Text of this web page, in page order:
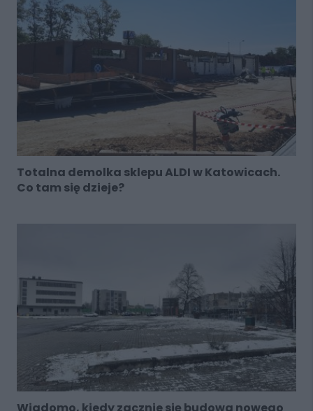
Totalna demolka sklepu ALDI w Katowicach.
Co tam się dzieje?
Wiadomo, kiedy zacznie się budowa nowego